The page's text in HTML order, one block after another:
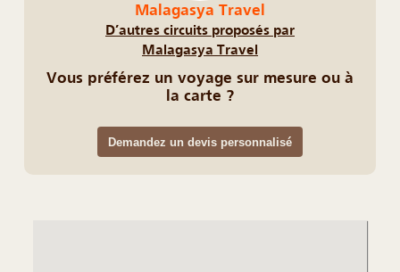
Malagasya Travel
D’autres circuits proposés par
Malagasya Travel
Vous préférez un voyage sur mesure ou à
la carte ?
Demandez un devis personnalisé